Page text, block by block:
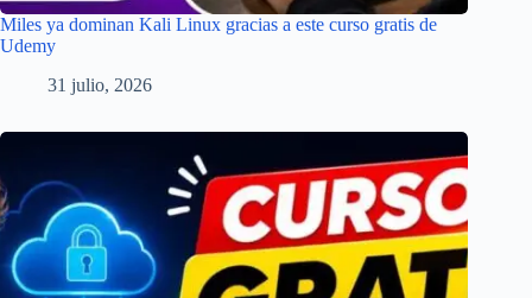
Miles ya dominan Kali Linux gracias a este curso gratis de
Udemy
31 julio, 2026